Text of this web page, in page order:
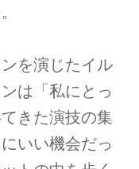
を演じたイル
は「私にとっ
きた演技の集
いい機会だっ